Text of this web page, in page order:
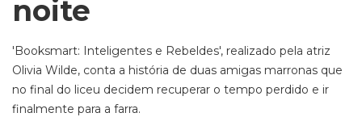
noite
'Booksmart: Inteligentes e Rebeldes', realizado pela atriz
Olivia Wilde, conta a história de duas amigas marronas que
no final do liceu decidem recuperar o tempo perdido e ir
finalmente para a farra.